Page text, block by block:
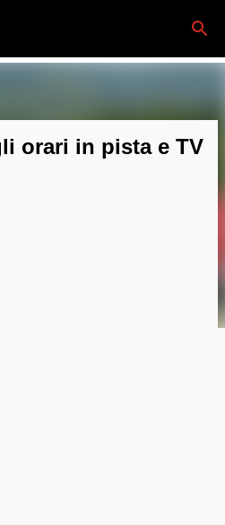
orari in pista e TV